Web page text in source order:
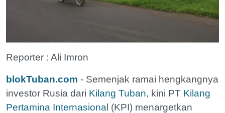
Reporter : Ali Imron
blokTuban.com - Semenjak ramai hengkangnya
investor Rusia dari Kilang Tuban, kini PT Kilang
Pertamina Internasional (KPI) menargetkan